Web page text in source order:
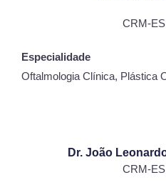
CRM-
Especialidade
Oftalmologia Clínica, Plástica
Dr. João
CRM-